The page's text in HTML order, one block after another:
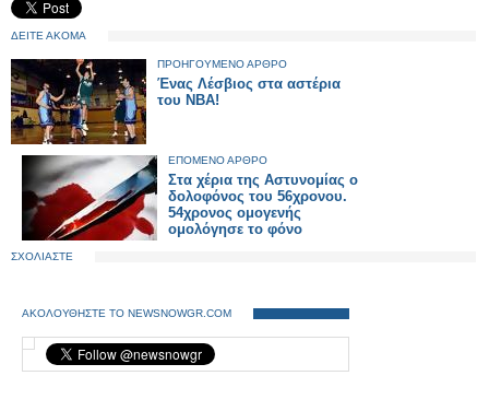
ΔΕΙΤΕ ΑΚΟΜΑ
ΠΡΟΗΓΟΥΜΕΝΟ ΑΡΘΡΟ
Ένας Λέσβιος στα αστέρια
του ΝΒΑ!
ΕΠΟΜΕΝΟ ΑΡΘΡΟ
Στα χέρια της Αστυνομίας ο
δολοφόνος του 56χρονου.
54χρονος ομογενής
ομολόγησε το φόνο
ΣΧΟΛΙΑΣΤΕ
ΑΚΟΛΟΥΘΗΣΤΕ ΤΟ NEWSNOWGR.COM